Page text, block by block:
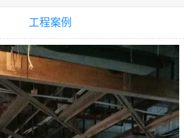
工程案例